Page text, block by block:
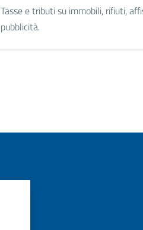
Tasse e tributi su immobili, rifiuti,
pubblicità.